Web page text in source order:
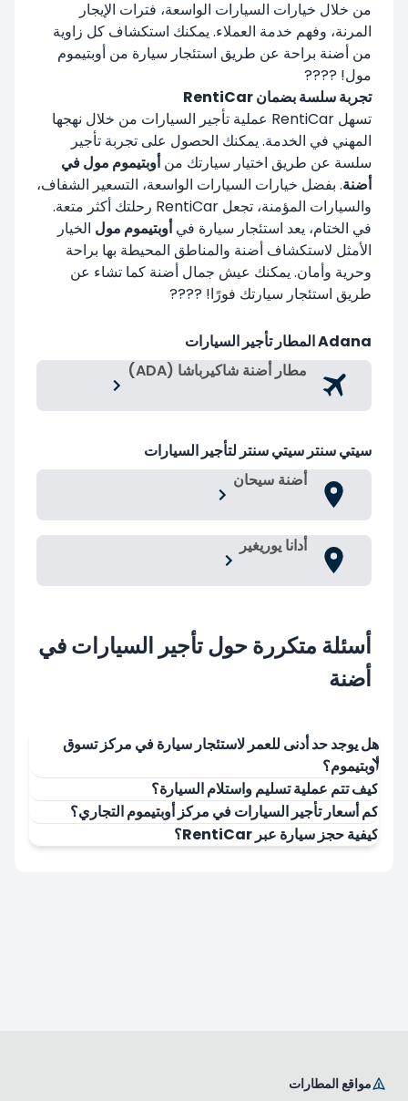
من خلال خيارات السيارات الواسعة، فترات الإيجار
المرنة، وفهم خدمة العملاء. يمكنك استكشاف كل زاوية
من أضنة براحة عن طريق استئجار سيارة من أوبتيموم
مول! ????
تجربة سلسة بضمان RentiCar
تسهل RentiCar عملية تأجير السيارات من خلال نهجها
المهني في الخدمة. يمكنك الحصول على تجربة تأجير
سلسة عن طريق اختيار سيارتك منأوبتيموم مول في
أضنة. بفضل خيارات السيارات الواسعة، التسعير الشفاف،
والسيارات المؤمنة، تجعل RentiCar رحلتك أكثر متعة.
في الختام، يعد استئجار سيارة فيأوبتيموم مول الخيار
الأمثل لاستكشاف أضنة والمناطق المحيطة بها براحة
وحرية وأمان. يمكنك عيش جمال أضنة كما تشاء عن
طريق استئجار سيارتك فورًا! ????
Adana المطار تأجير السيارات
مطار أضنة شاكيرباشا (ADA)
سيتي سنتر سيتي سنتر لتأجير السيارات
أضنة سيحان
أدانا يوريغير
أسئلة متكررة حول تأجير السيارات في
أضنة
هل يوجد حد أدنى للعمر لاستئجار سيارة في مركز تسوق
أوبتيموم؟
كيف تتم عملية تسليم واستلام السيارة؟
كم أسعار تأجير السيارات في مركز أوبتيموم التجاري؟
كيفية حجز سيارة عبر RentiCar؟
مواقع المطارات